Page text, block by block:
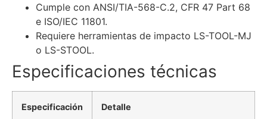
Cumple con ANSI/TIA-568-C.2, CFR 47 Part 68
e ISO/IEC 11801.
Requiere herramientas de impacto LS-TOOL-MJ
o LS-STOOL.
Especificaciones técnicas
Especificación Detalle